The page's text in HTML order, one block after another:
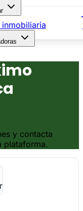
y contacta
plataforma.